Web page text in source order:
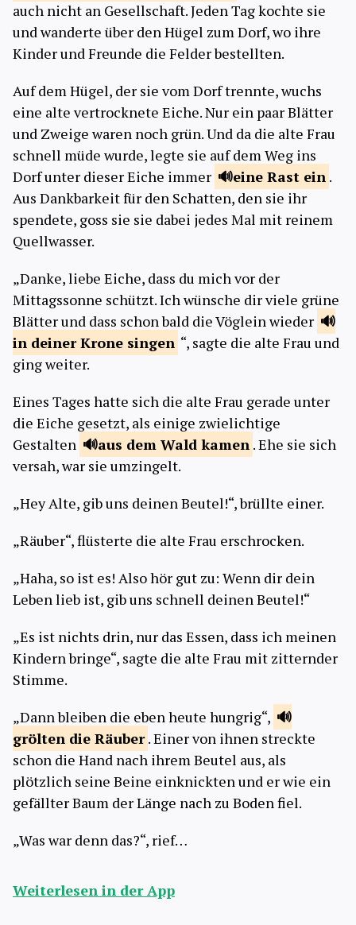
auch nicht an Gesellschaft. Jeden Tag kochte sie
und wanderte über den Hügel zum Dorf, wo ihre
Kinder und Freunde die Felder bestellten.
Auf dem Hügel, der sie vom Dorf trennte, wuchs
eine alte vertrocknete Eiche. Nur ein paar Blätter
und Zweige waren noch grün. Und da die alte Frau
schnell müde wurde, legte sie auf dem Weg ins
Dorf unter dieser Eiche immer
eine Rast ein .
Aus Dankbarkeit für den Schatten, den sie ihr
spendete, goss sie sie dabei jedes Mal mit reinem
Quellwasser.
„Danke, liebe Eiche, dass du mich vor der
Mittagssonne schützt. Ich wünsche dir viele grüne
Blätter und dass schon bald die Vöglein wieder
in deiner Krone singen “, sagte die alte Frau und
ging weiter.
Eines Tages hatte sich die alte Frau gerade unter
die Eiche gesetzt, als einige zwielichtige
Gestalten
aus dem Wald kamen . Ehe sie sich
versah, war sie umzingelt.
„Hey Alte, gib uns deinen Beutel!“, brüllte einer.
„Räuber“, flüsterte die alte Frau erschrocken.
„Haha, so ist es! Also hör gut zu: Wenn dir dein
Leben lieb ist, gib uns schnell deinen Beutel!“
„Es ist nichts drin, nur das Essen, dass ich meinen
Kindern bringe“, sagte die alte Frau mit zitternder
Stimme.
„Dann bleiben die eben heute hungrig“,
grölten die Räuber . Einer von ihnen streckte
schon die Hand nach ihrem Beutel aus, als
plötzlich seine Beine einknickten und er wie ein
gefällter Baum der Länge nach zu Boden fiel.
„Was war denn das?“, rief…
Weiterlesen in der App